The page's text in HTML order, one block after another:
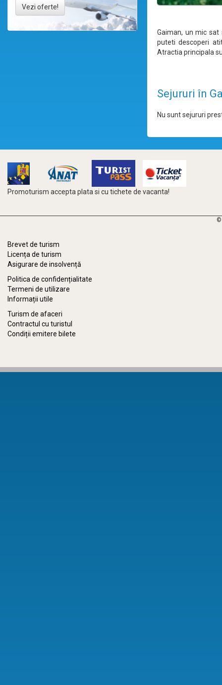
Vezi oferte!
Gaiman, un mic
puteti descoperi
Atractia principala
Sejururi în
Nu sunt sejururi
Promoturism accepta plata si cu tichete de vacanta!
©
Brevet de turism
Licența de turism
Asigurare de insolvență
Politica de confidențialitate
Termeni de utilizare
Informații utile
Turism de afaceri
Contractul cu turistul
Condiții emitere bilete